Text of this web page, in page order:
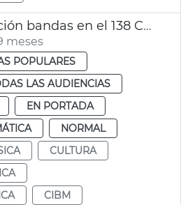
Balance inscripción bandas en el 138 CIBM
meses
POPULARES
LAS AUDIENCIAS
EN PORTADA
NORMAL
CULTURA
CIBM